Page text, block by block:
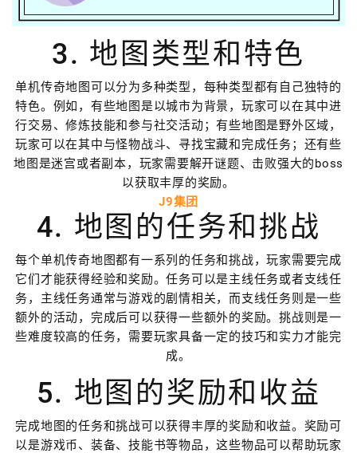
3. 地图类型和特色
单机传奇地图可以分为多种类型，每种类型都有自己独特的
特色。例如，有些地图是以城市为背景，玩家可以在其中进
行交易、修炼技能和参与社交活动；有些地图是野外区域，
玩家可以在其中与怪物战斗、寻找宝藏和完成任务；还有些
地图是迷宫或者副本，玩家需要解开谜题、击败强大的boss
以获取丰厚的奖励。
J9集团
4. 地图的任务和挑战
每个单机传奇地图都有一系列的任务和挑战，玩家需要完成
它们才能获得经验和奖励。任务可以是主线任务或者支线任
务，主线任务通常与游戏的剧情相关，而支线任务则是一些
额外的活动，完成后可以获得一些额外的奖励。挑战则是一
些难度较高的任务，需要玩家具备一定的技巧和实力才能完
成。
5. 地图的奖励和收益
完成地图的任务和挑战可以获得丰厚的奖励和收益。奖励可
以是游戏币、装备、技能书等物品，这些物品可以帮助玩家